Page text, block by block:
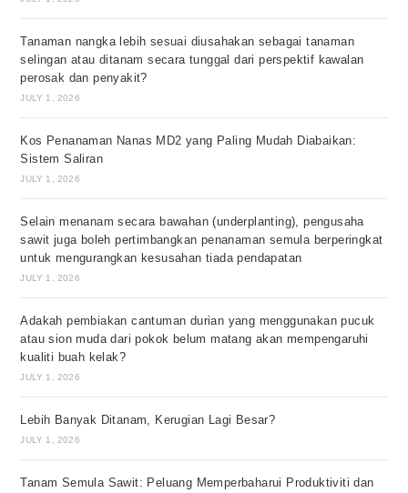
Tanaman nangka lebih sesuai diusahakan sebagai tanaman
selingan atau ditanam secara tunggal dari perspektif kawalan
perosak dan penyakit?
JULY 1, 2026
Kos Penanaman Nanas MD2 yang Paling Mudah Diabaikan:
Sistem Saliran
JULY 1, 2026
Selain menanam secara bawahan (underplanting), pengusaha
sawit juga boleh pertimbangkan penanaman semula berperingkat
untuk mengurangkan kesusahan tiada pendapatan
JULY 1, 2026
Adakah pembiakan cantuman durian yang menggunakan pucuk
atau sion muda dari pokok belum matang akan mempengaruhi
kualiti buah kelak?
JULY 1, 2026
Lebih Banyak Ditanam, Kerugian Lagi Besar?
JULY 1, 2026
Tanam Semula Sawit: Peluang Memperbaharui Produktiviti dan